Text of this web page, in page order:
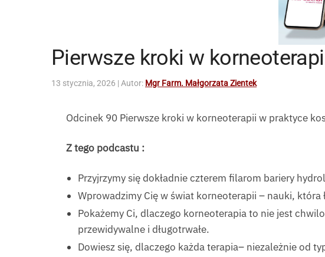
Pierwsze kroki w
13 stycznia, 2026 | Autor: Mgr Farm. Małgorzata Zientek
Odcinek 90 Pierwsze kroki w korneoterapii w praktyce
Z tego podcastu :
Przyjrzymy się dokładnie czterem filarom bariery
Wprowadzimy Cię w świat korneoterapii – nauki,
Pokażemy Ci, dlaczego korneoterapia to nie jest
przewidywalne i długotrwałe.
Dowiesz się, dlaczego każda terapia– niezależnie od